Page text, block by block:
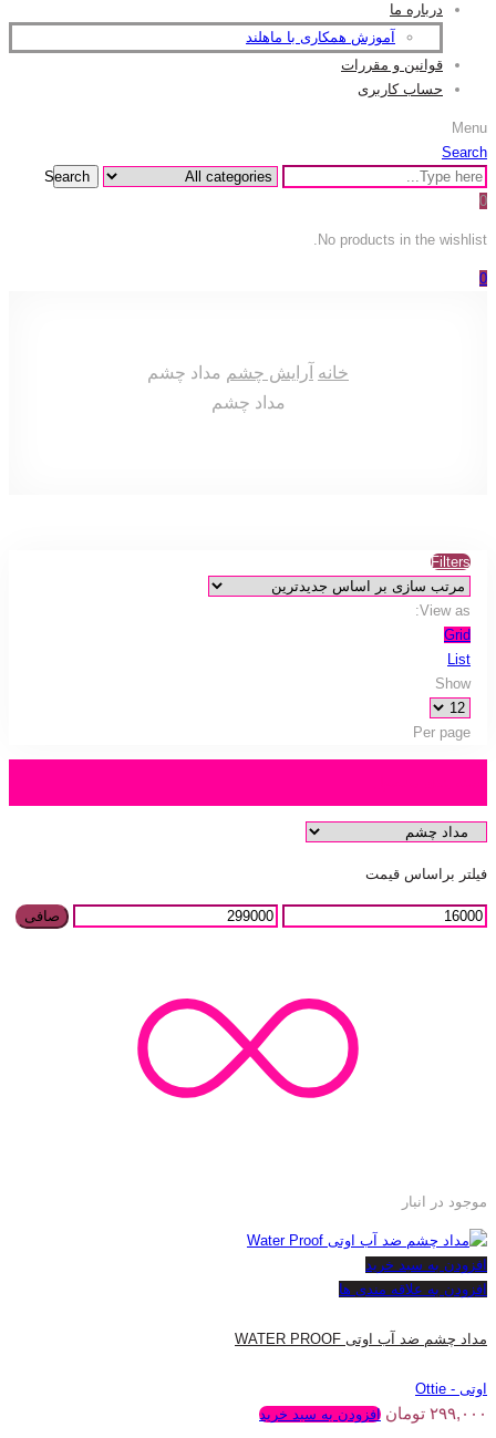
درباره ما
آموزش همکاری با ماهلند
قوانین و مقررات
حساب کاربری
Menu
Search
Search
0
No products in the wishlist.
0
خانه آرایش چشم مداد چشم
مداد چشم
Filters
View as:
Grid
List
Show
Per page
فیلتر براساس قیمت
صافی
موجود در انبار
افزودن به سبد خرید
افزودن به علاقه مندی ها
مداد چشم ضد آب اوتی WATER PROOF
اوتی - Ottie
۲۹۹,۰۰۰ تومان افزودن به سبد خرید